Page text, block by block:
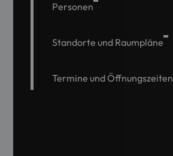
Personen
Standorte und Raumpläne
Termine und Öffnungszeiten